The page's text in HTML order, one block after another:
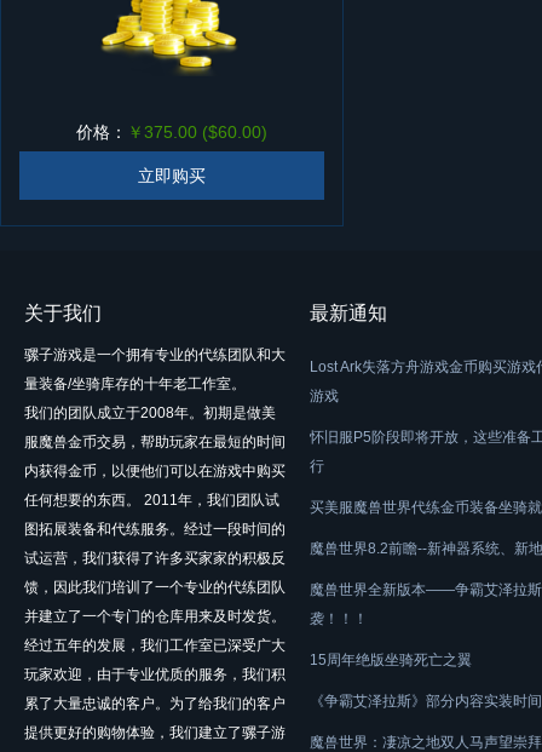
价格： ￥375.00 ($60.00)
立即购买
关于我们
骡子游戏是一个拥有专业的代练团队和大
量装备/坐骑库存的十年老工作室。
我们的团队成立于2008年。初期是做美
服魔兽金币交易，帮助玩家在最短的时间
内获得金币，以便他们可以在游戏中购买
任何想要的东西。 2011年，我们团队试
图拓展装备和代练服务。经过一段时间的
试运营，我们获得了许多买家家的积极反
馈，因此我们培训了一个专业的代练团队
并建立了一个专门的仓库用来及时发货。
经过五年的发展，我们工作室已深受广大
玩家欢迎，由于专业优质的服务，我们积
累了大量忠诚的客户。为了给我们的客户
提供更好的购物体验，我们建立了骡子游
最新通知
Lost Ark失落方舟游戏金币购买游戏
游戏
怀旧服P5阶段即将开放，这些准备
行
买美服魔兽世界代练金币装备坐骑
魔兽世界8.2前瞻--新神器系统、新
魔兽世界全新版本——争霸艾泽拉
袭！！！
15周年绝版坐骑死亡之翼
《争霸艾泽拉斯》部分内容实装时
魔兽世界：凄凉之地双人马声望崇